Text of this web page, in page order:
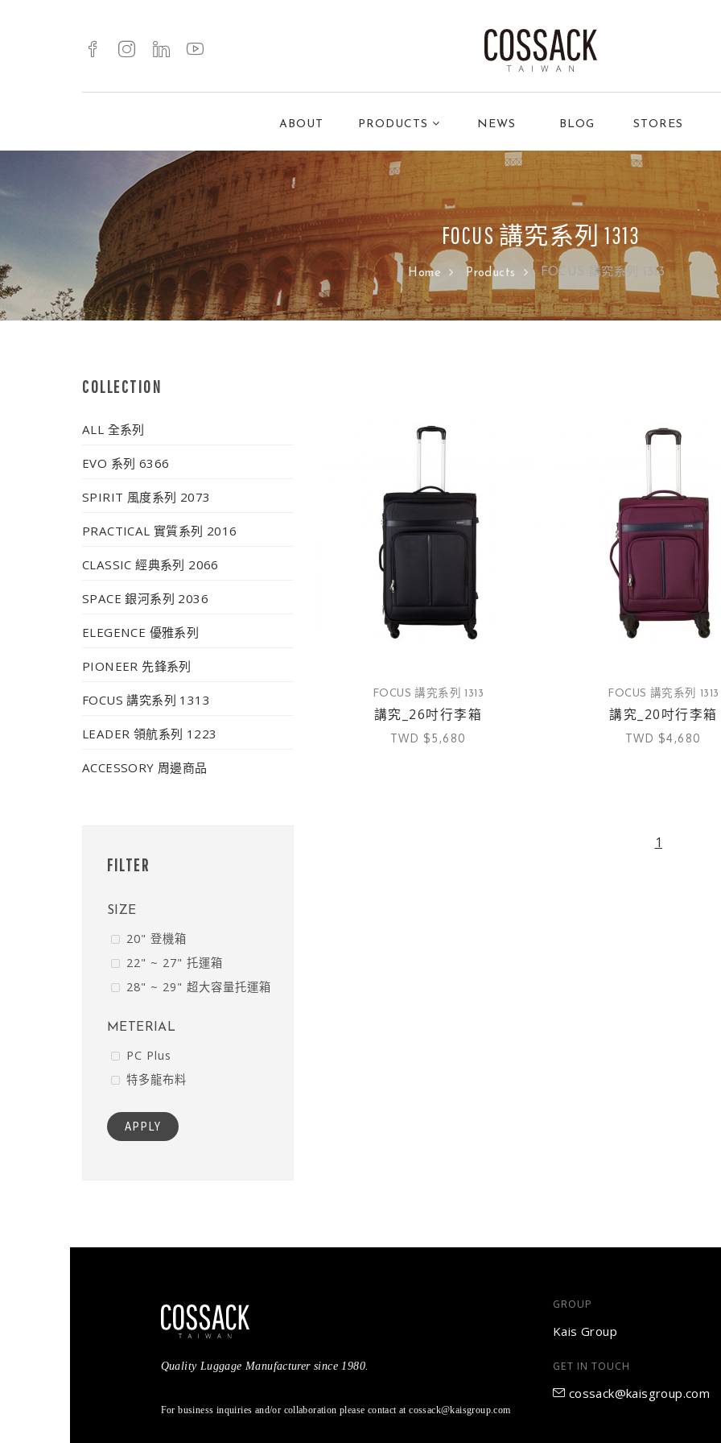
ABOUT PRODUCTS NEWS BLOG STORES
FOCUS 講究系列 1313
Home Products FOCUS 講究系列 1313
COLLECTION
ALL 全系列
EVO 系列 6366
SPIRIT 風度系列 2073
PRACTICAL 實質系列 2016
CLASSIC 經典系列 2066
SPACE 銀河系列 2036
ELEGENCE 優雅系列
PIONEER 先鋒系列
FOCUS 講究系列 1313
LEADER 領航系列 1223
ACCESSORY 周邊商品
FILTER
SIZE
20" 登機箱
22" ~ 27" 托運箱
28" ~ 29" 超大容量托運箱
METERIAL
PC Plus
特多龍布料
APPLY
FOCUS 講究系列 1313
講究_26吋行李箱
TWD $5,680
FOCUS 講究系列 1313
講究_20吋行李箱
TWD $4,680
1
Quality Luggage Manufacturer since 1980.
For business inquiries and/or collaboration please contact at cossack@kaisgroup.com
GROUP
Kais Group
GET IN TOUCH
cossack@kaisgroup.com